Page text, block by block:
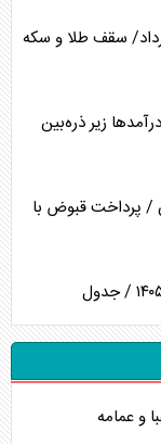
قیمت طلا و سکه امروز چهارشنبه ۱۴ مرداد/ سقف طلا و سکه
زیر ذره‌بین
/ پرداخت قبوض با
و عمامه